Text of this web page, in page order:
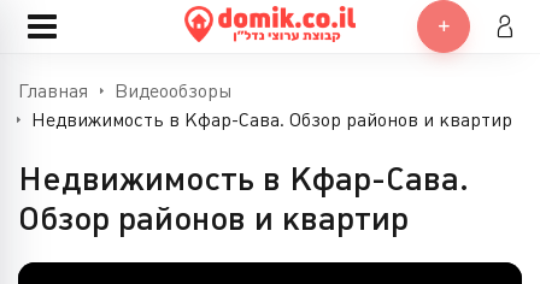
Главная
Видеообзоры
Недвижимость в Кфар-Сава. Обзор районов и квартир
Недвижимость в Кфар-Сава.
Обзор районов и квартир